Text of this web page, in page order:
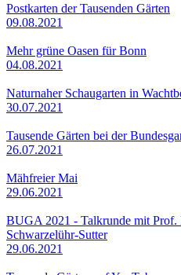
Postkarten der Tausenden Gärten
09.08.2021
Mehr grüne Oasen für Bonn
04.08.2021
Naturnaher Schaugarten in
30.07.2021
Tausende Gärten bei der
26.07.2021
Mähfreier Mai
29.06.2021
BUGA 2021 - Talkrunde mit Prof.
Schwarzelühr-Sutter
29.06.2021